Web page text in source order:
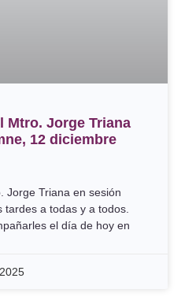
Mtro. Jorge Triana
12 diciembre
Jorge Triana en sesión
a todas y a todos.
el día de hoy en